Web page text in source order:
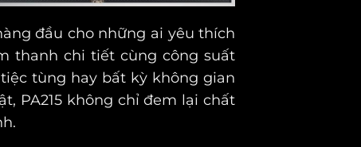
đầu cho những ai yêu thích
thanh chi tiết cùng công suất
tùng hay bất kỳ không gian
PA215 không chỉ đem lại chất